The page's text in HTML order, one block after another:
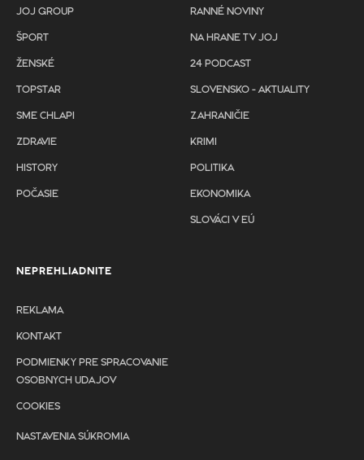
JOJ GROUP
ŠPORT
ŽENSKÉ
TOPSTAR
SME CHLAPI
ZDRAVIE
HISTORY
POČASIE
RANNÉ NOVINY
NA HRANE TV JOJ
24 PODCAST
SLOVENSKO - AKTUALITY
ZAHRANIČIE
KRIMI
POLITIKA
EKONOMIKA
SLOVÁCI V EÚ
NEPREHLIADNITE
REKLAMA
KONTAKT
PODMIENKY PRE SPRACOVANIE
OSOBNYCH UDAJOV
COOKIES
NASTAVENIA SÚKROMIA